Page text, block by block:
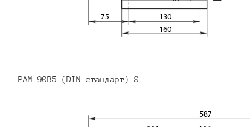
PAM 90B5 (DIN стандарт) S